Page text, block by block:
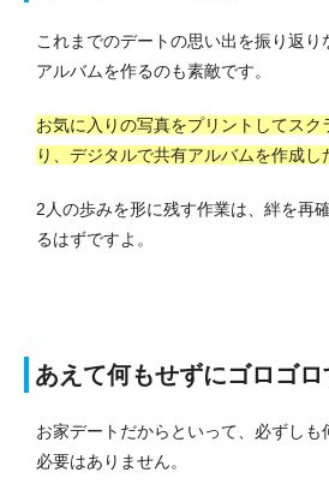
これまでのデートの思い出を振り返
アルバムを作るのも素敵です。
お気に入りの写真をプリントしてスク
り、デジタルで共有アルバムを作成し
2人の歩みを形に残す作業は、絆を再
るはずですよ。
あえて何もせずにゴロゴロ
お家デートだからといって、必ずしも
必要はありません。